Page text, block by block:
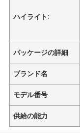
ハイライト:
パッケージの詳細
ブランド名
モデル番号
供給の能力